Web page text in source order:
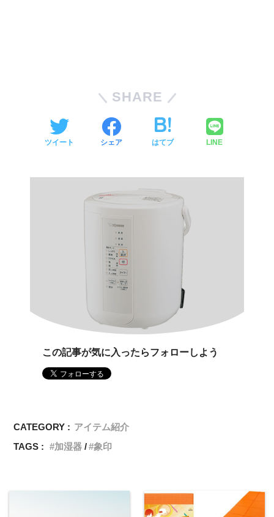
SHARE
ツイート シェア はてブ LINE
この記事が気に入ったらフォローしよう
CATEGORY : アイテム紹介
TAGS :
加湿器 象印